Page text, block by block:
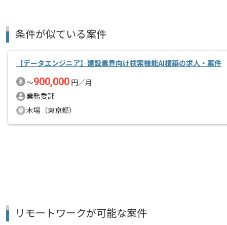
条件が似ている案件
【データエンジニア】建設業界向け検索機能AI構築の求人・案件
〜900,000 円／月
業務委託
木場（東京都）
リモートワークが可能な案件